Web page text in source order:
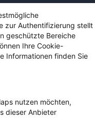
zur Authentifizierung stellt
geschützte Bereiche
Ihre Cookie-
Informationen finden Sie
nutzen möchten,
dieser Anbieter